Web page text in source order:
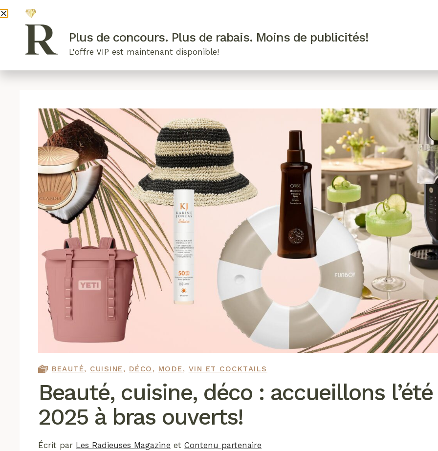
BEAUTÉ, CUISINE, DÉCO , MODE, VIN ET COCKTAILS
Beauté, cuisine, déco : accueillons l’été
2025 à bras ouverts!
Écrit par Les Radieuses Magazine etContenu partenaire
Plus de concours. Plus de rabais. Moins de publicités!
L'offre VIP est maintenant disponible!